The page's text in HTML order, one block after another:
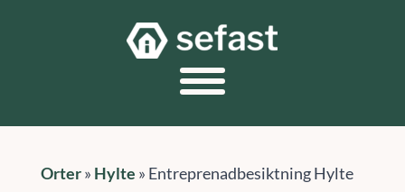
Orter» Hylte » Entreprenadbesiktning Hylte